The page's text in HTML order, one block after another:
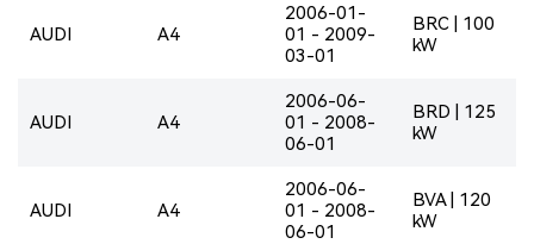
AUDI A4
2006-01-
01 - 2009-
03-01
BRC | 100
kW
AUDI A4
2006-06-
01 - 2008-
06-01
BRD | 125
kW
AUDI A4
2006-06-
01 - 2008-
06-01
BVA | 120
kW